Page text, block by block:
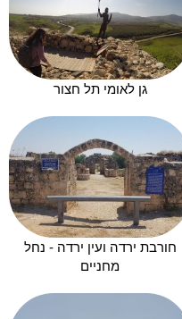
גן לאומי תל חצור
חורבת ירדה ועין ירדה - נחל
מחניים